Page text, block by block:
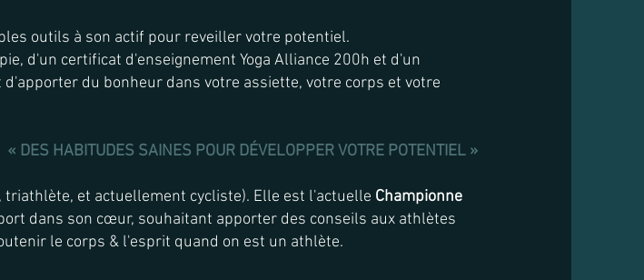
outils à son actif pour reveiller votre potentiel.
d'un certificat d'enseignement Yoga Alliance 200h et d'un
du bonheur dans votre assiette, votre corps et votre
« DES HABITUDES SAINES POUR DÉVELOPPER VOTRE POTENTIEL »
et actuellement cycliste). Elle est l'actuelle Championne
dans son cœur, souhaitant apporter des conseils aux athlètes
le corps & l'esprit quand on est un athlète.